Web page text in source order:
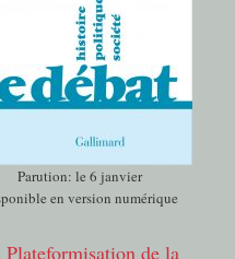
Parution: le 6 janvier
en version numérique
Plateformisation de la